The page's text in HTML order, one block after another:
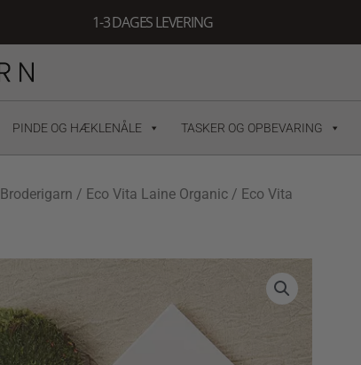
1-3 DAGES LEVERING
PINDE OG HÆKLENÅLE TASKER OG OPBEVARING
Broderigarn / Eco Vita Laine Organic / Eco Vita